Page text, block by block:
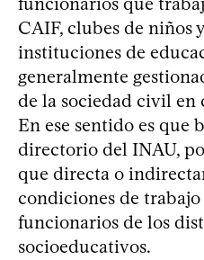
CAIF, clubes de niños
instituciones de
generalmente
de la sociedad civil en
En ese sentido es que
directorio del INAU,
que directa o
condiciones de
funcionarios de los
socioeducativos.